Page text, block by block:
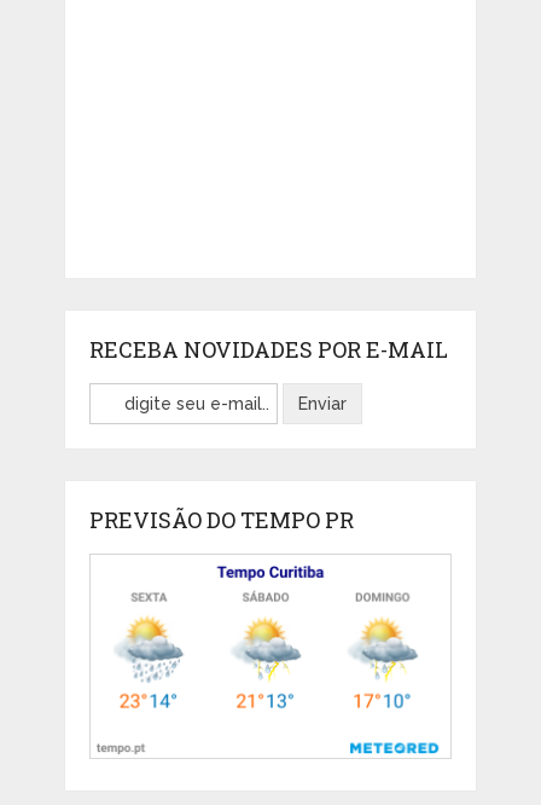
RECEBA NOVIDADES POR E-MAIL
PREVISÃO DO TEMPO PR